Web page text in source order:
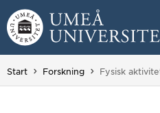
Hoppa direkt till innehållet
Huvudmenyn dold.
Start Forskning Du är här:
Fysisk